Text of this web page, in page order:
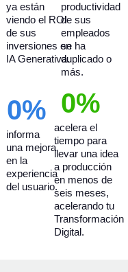
ya están
viendo el ROI
de sus
inversiones en
IA Generativa.
productividad
de sus
empleados
se ha
duplicado o
más.
informa
una mejora
en la
experiencia
del usuario.
0%
acelera el
tiempo para
llevar una idea
a producción
en menos de
seis meses,
acelerando tu
Transformación
Digital.
0%